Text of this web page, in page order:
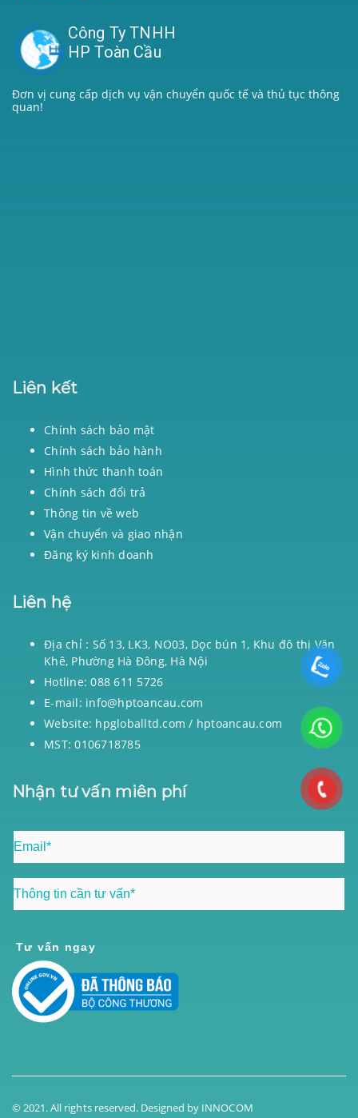
Công Ty TNHH
HP Toàn Cầu
Đơn vị cung cấp dịch vụ vận chuyển quốc tế và thủ tục thông
quan!
Liên kết
Chính sách bảo mật
Chính sách bảo hành
Hình thức thanh toán
Chính sách đổi trả
Thông tin về web
Vận chuyển và giao nhận
Đăng ký kinh doanh
Liên hệ
Địa chỉ : Số 13, LK3, NO03, Dọc bún 1, Khu đô thị Văn
Khê, Phường Hà Đông, Hà Nội
Hotline: 088 611 5726
E-mail: info@hptoancau.com
Website: hpgloballtd.com / hptoancau.com
MST: 0106718785
Nhận tư vấn miên phí
Tư vấn ngay
© 2021. All rights reserved. Designed by INNOCOM